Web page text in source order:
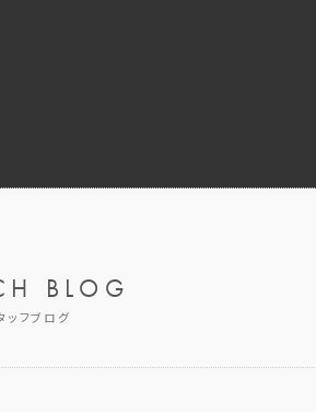
BLOG
ッフブログ